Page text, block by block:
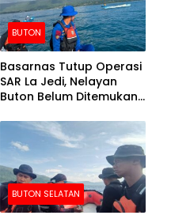
BUTON
Basarnas Tutup Operasi
SAR La Jedi, Nelayan
Buton Belum Ditemukan
BUTON SELATAN